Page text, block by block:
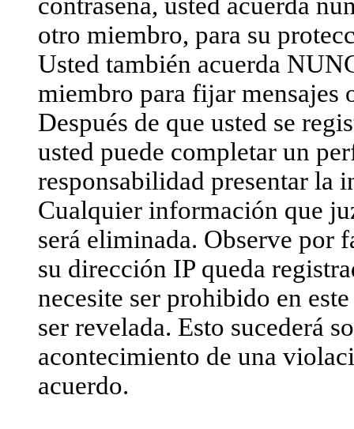
contraseña, usted acuerda
otro miembro, para su
Usted también acuerda
miembro para fijar mensajes
Después de que usted se
usted puede completar un
responsabilidad presentar la
Cualquier información que
será eliminada. Observe por
su dirección IP queda
necesite ser prohibido en
ser revelada. Esto sucederá
acontecimiento de una
acuerdo.